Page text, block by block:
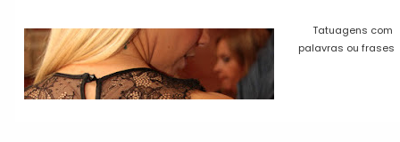
Tatuagens com
palavras ou frases